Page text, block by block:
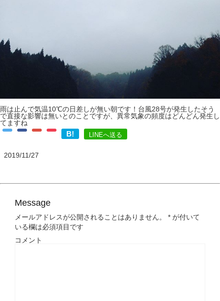
雨は止んで気温10℃の日差しが無い朝です！台風28号が発生したそう
で直接な影響は無いとのことですが、異常気象の頻度はどんどん発生し
てますね
B! LINEへ送る
2019/11/27
Message
メールアドレスが公開されることはありません。 * が付いて
いる欄は必須項目です
コメント